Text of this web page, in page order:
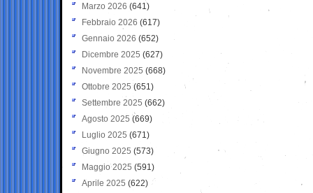
Marzo 2026 (641)
Febbraio 2026 (617)
Gennaio 2026 (652)
Dicembre 2025 (627)
Novembre 2025 (668)
Ottobre 2025 (651)
Settembre 2025 (662)
Agosto 2025 (669)
Luglio 2025 (671)
Giugno 2025 (573)
Maggio 2025 (591)
Aprile 2025 (622)